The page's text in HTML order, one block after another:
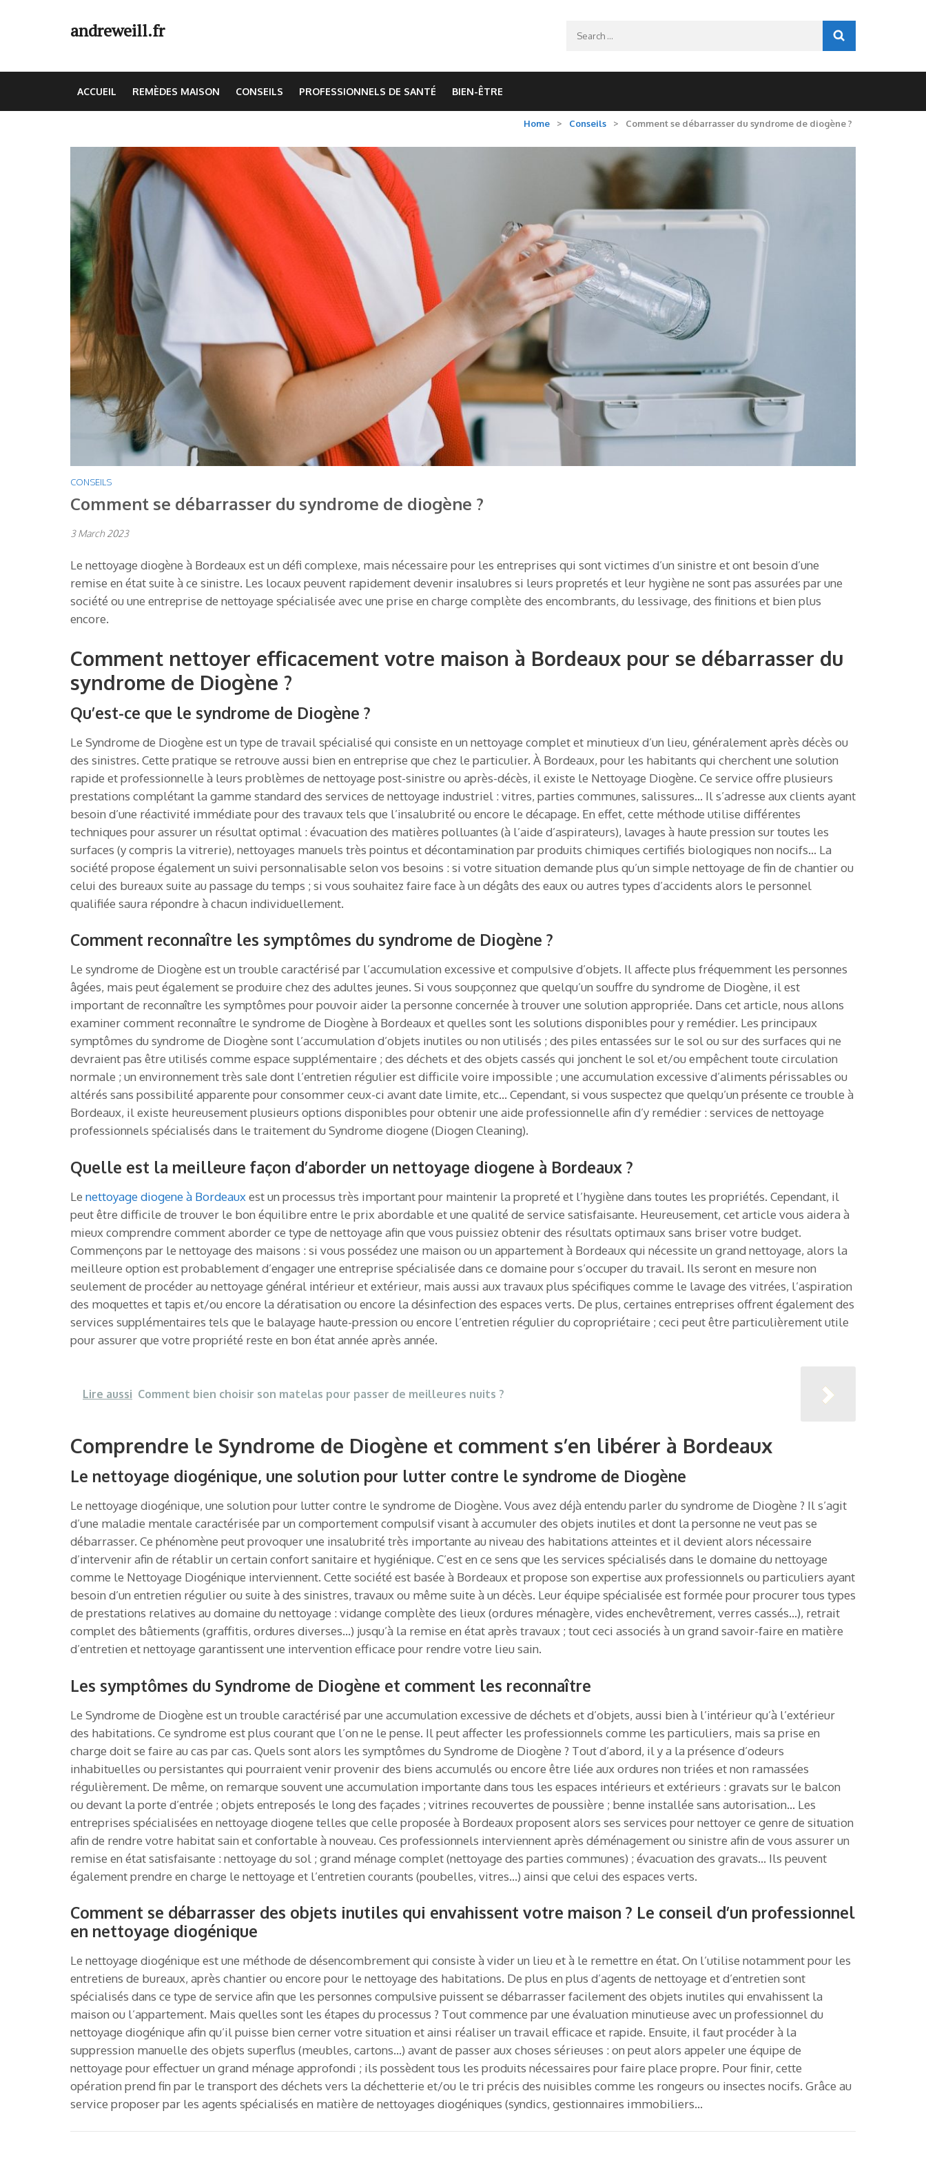
andreweill.fr
ACCUEIL REMÈDES MAISON CONSEILS PROFESSIONNELS DE SANTÉ BIEN-ÊTRE
Home > Conseils > Comment se débarrasser du syndrome de diogène ?
CONSEILS
Comment se débarrasser du syndrome de diogène ?
3 March 2023
Le nettoyage diogène à Bordeaux est un défi complexe, mais nécessaire pour les entreprises qui sont victimes d’un sinistre et ont besoin d’une
remise en état suite à ce sinistre. Les locaux peuvent rapidement devenir insalubres si leurs propretés et leur hygiène ne sont pas assurées par une
société ou une entreprise de nettoyage spécialisée avec une prise en charge complète des encombrants, du lessivage, des finitions et bien plus
encore.
Comment nettoyer efficacement votre maison à Bordeaux pour se débarrasser du
syndrome de Diogène ?
Qu’est-ce que le syndrome de Diogène ?
Le Syndrome de Diogène est un type de travail spécialisé qui consiste en un nettoyage complet et minutieux d’un lieu, généralement après décès ou
des sinistres. Cette pratique se retrouve aussi bien en entreprise que chez le particulier. À Bordeaux, pour les habitants qui cherchent une solution
rapide et professionnelle à leurs problèmes de nettoyage post-sinistre ou après-décès, il existe le Nettoyage Diogène. Ce service offre plusieurs
prestations complétant la gamme standard des services de nettoyage industriel : vitres, parties communes, salissures… Il s’adresse aux clients ayant
besoin d’une réactivité immédiate pour des travaux tels que l’insalubrité ou encore le décapage. En effet, cette méthode utilise différentes
techniques pour assurer un résultat optimal : évacuation des matières polluantes (à l’aide d’aspirateurs), lavages à haute pression sur toutes les
surfaces (y compris la vitrerie), nettoyages manuels très pointus et décontamination par produits chimiques certifiés biologiques non nocifs… La
société propose également un suivi personnalisable selon vos besoins : si votre situation demande plus qu’un simple nettoyage de fin de chantier ou
celui des bureaux suite au passage du temps ; si vous souhaitez faire face à un dégâts des eaux ou autres types d’accidents alors le personnel
qualifiée saura répondre à chacun individuellement.
Comment reconnaître les symptômes du syndrome de Diogène ?
Le syndrome de Diogène est un trouble caractérisé par l’accumulation excessive et compulsive d’objets. Il affecte plus fréquemment les personnes
âgées, mais peut également se produire chez des adultes jeunes. Si vous soupçonnez que quelqu’un souffre du syndrome de Diogène, il est
important de reconnaître les symptômes pour pouvoir aider la personne concernée à trouver une solution appropriée. Dans cet article, nous allons
examiner comment reconnaître le syndrome de Diogène à Bordeaux et quelles sont les solutions disponibles pour y remédier. Les principaux
symptômes du syndrome de Diogène sont l’accumulation d’objets inutiles ou non utilisés ; des piles entassées sur le sol ou sur des surfaces qui ne
devraient pas être utilisés comme espace supplémentaire ; des déchets et des objets cassés qui jonchent le sol et/ou empêchent toute circulation
normale ; un environnement très sale dont l’entretien régulier est difficile voire impossible ; une accumulation excessive d’aliments périssables ou
altérés sans possibilité apparente pour consommer ceux-ci avant date limite, etc… Cependant, si vous suspectez que quelqu’un présente ce trouble à
Bordeaux, il existe heureusement plusieurs options disponibles pour obtenir une aide professionnelle afin d’y remédier : services de nettoyage
professionnels spécialisés dans le traitement du Syndrome diogene (Diogen Cleaning).
Quelle est la meilleure façon d’aborder un nettoyage diogene à Bordeaux ?
Le nettoyage diogene à Bordeauxest un processus très important pour maintenir la propreté et l’hygiène dans toutes les propriétés. Cependant, il
peut être difficile de trouver le bon équilibre entre le prix abordable et une qualité de service satisfaisante. Heureusement, cet article vous aidera à
mieux comprendre comment aborder ce type de nettoyage afin que vous puissiez obtenir des résultats optimaux sans briser votre budget.
Commençons par le nettoyage des maisons : si vous possédez une maison ou un appartement à Bordeaux qui nécessite un grand nettoyage, alors la
meilleure option est probablement d’engager une entreprise spécialisée dans ce domaine pour s’occuper du travail. Ils seront en mesure non
seulement de procéder au nettoyage général intérieur et extérieur, mais aussi aux travaux plus spécifiques comme le lavage des vitrées, l’aspiration
des moquettes et tapis et/ou encore la dératisation ou encore la désinfection des espaces verts. De plus, certaines entreprises offrent également des
services supplémentaires tels que le balayage haute-pression ou encore l’entretien régulier du copropriétaire ; ceci peut être particulièrement utile
pour assurer que votre propriété reste en bon état année après année.
Lire aussi Comment bien choisir son matelas pour passer de meilleures nuits ?
Comprendre le Syndrome de Diogène et comment s’en libérer à Bordeaux
Le nettoyage diogénique, une solution pour lutter contre le syndrome de Diogène
Le nettoyage diogénique, une solution pour lutter contre le syndrome de Diogène. Vous avez déjà entendu parler du syndrome de Diogène ? Il s’agit
d’une maladie mentale caractérisée par un comportement compulsif visant à accumuler des objets inutiles et dont la personne ne veut pas se
débarrasser. Ce phénomène peut provoquer une insalubrité très importante au niveau des habitations atteintes et il devient alors nécessaire
d’intervenir afin de rétablir un certain confort sanitaire et hygiénique. C’est en ce sens que les services spécialisés dans le domaine du nettoyage
comme le Nettoyage Diogénique interviennent. Cette société est basée à Bordeaux et propose son expertise aux professionnels ou particuliers ayant
besoin d’un entretien régulier ou suite à des sinistres, travaux ou même suite à un décès. Leur équipe spécialisée est formée pour procurer tous types
de prestations relatives au domaine du nettoyage : vidange complète des lieux (ordures ménagère, vides enchevêtrement, verres cassés…), retrait
complet des bâtiements (graffitis, ordures diverses…) jusqu’à la remise en état après travaux ; tout ceci associés à un grand savoir-faire en matière
d’entretien et nettoyage garantissent une intervention efficace pour rendre votre lieu sain.
Les symptômes du Syndrome de Diogène et comment les reconnaître
Le Syndrome de Diogène est un trouble caractérisé par une accumulation excessive de déchets et d’objets, aussi bien à l’intérieur qu’à l’extérieur
des habitations. Ce syndrome est plus courant que l’on ne le pense. Il peut affecter les professionnels comme les particuliers, mais sa prise en
charge doit se faire au cas par cas. Quels sont alors les symptômes du Syndrome de Diogène ? Tout d’abord, il y a la présence d’odeurs
inhabituelles ou persistantes qui pourraient venir provenir des biens accumulés ou encore être liée aux ordures non triées et non ramassées
régulièrement. De même, on remarque souvent une accumulation importante dans tous les espaces intérieurs et extérieurs : gravats sur le balcon
ou devant la porte d’entrée ; objets entreposés le long des façades ; vitrines recouvertes de poussière ; benne installée sans autorisation… Les
entreprises spécialisées en nettoyage diogene telles que celle proposée à Bordeaux proposent alors ses services pour nettoyer ce genre de situation
afin de rendre votre habitat sain et confortable à nouveau. Ces professionnels interviennent après déménagement ou sinistre afin de vous assurer un
remise en état satisfaisante : nettoyage du sol ; grand ménage complet (nettoyage des parties communes) ; évacuation des gravats… Ils peuvent
également prendre en charge le nettoyage et l’entretien courants (poubelles, vitres…) ainsi que celui des espaces verts.
Comment se débarrasser des objets inutiles qui envahissent votre maison ? Le conseil d’un professionnel
en nettoyage diogénique
Le nettoyage diogénique est une méthode de désencombrement qui consiste à vider un lieu et à le remettre en état. On l’utilise notamment pour les
entretiens de bureaux, après chantier ou encore pour le nettoyage des habitations. De plus en plus d’agents de nettoyage et d’entretien sont
spécialisés dans ce type de service afin que les personnes compulsive puissent se débarrasser facilement des objets inutiles qui envahissent la
maison ou l’appartement. Mais quelles sont les étapes du processus ? Tout commence par une évaluation minutieuse avec un professionnel du
nettoyage diogénique afin qu’il puisse bien cerner votre situation et ainsi réaliser un travail efficace et rapide. Ensuite, il faut procéder à la
suppression manuelle des objets superflus (meubles, cartons…) avant de passer aux choses sérieuses : on peut alors appeler une équipe de
nettoyage pour effectuer un grand ménage approfondi ; ils possèdent tous les produits nécessaires pour faire place propre. Pour finir, cette
opération prend fin par le transport des déchets vers la déchetterie et/ou le tri précis des nuisibles comme les rongeurs ou insectes nocifs. Grâce au
service proposer par les agents spécialisés en matière de nettoyages diogéniques (syndics, gestionnaires immobiliers…